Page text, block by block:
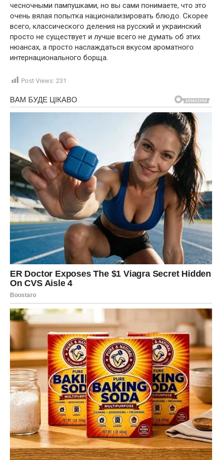
чесночными пампушками, но вы сами понимаете, что это
очень вялая попытка национализировать блюдо. Скорее
всего, классического деления на русский и украинский
просто не существует и лучше всего не думать об этих
нюансах, а просто наслаждаться вкусом ароматного
интернационального борща.
Post Views: 231